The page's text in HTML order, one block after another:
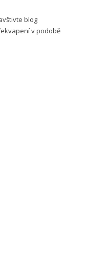
blog
v podobě